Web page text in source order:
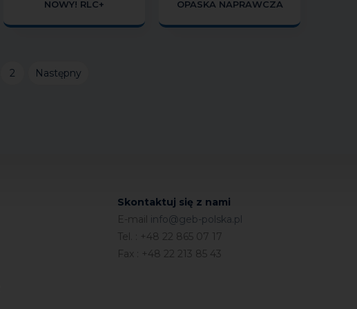
NOWY! RLC+ OPASKA NAPRAWCZA
2 Następny
Skontaktuj się z nami
E-mail info@geb-polska.pl
Tel. : +48 22 865 07 17
Fax : +48 22 213 85 43